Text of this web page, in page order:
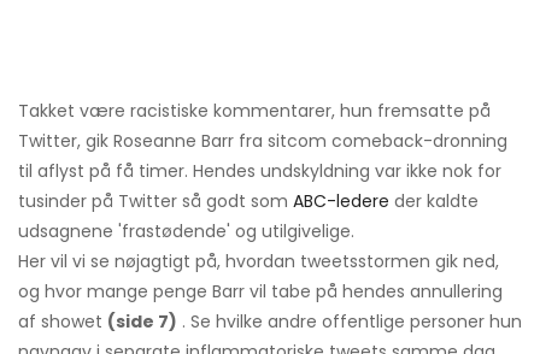
Takket være racistiske kommentarer, hun fremsatte på
Twitter, gik Roseanne Barr fra sitcom comeback-dronning
til aflyst på få timer. Hendes undskyldning var ikke nok for
tusinder på Twitter så godt som ABC-ledere der kaldte
udsagnene 'frastødende' og utilgivelige.
Her vil vi se nøjagtigt på, hvordan tweetsstormen gik ned,
og hvor mange penge Barr vil tabe på hendes annullering
af showet (side 7) . Se hvilke andre offentlige personer hun